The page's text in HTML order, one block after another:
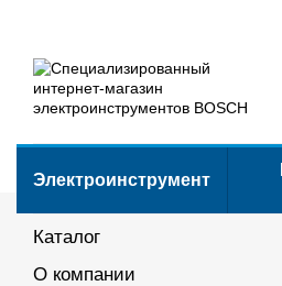
Электроинструмент
Каталог
О компании